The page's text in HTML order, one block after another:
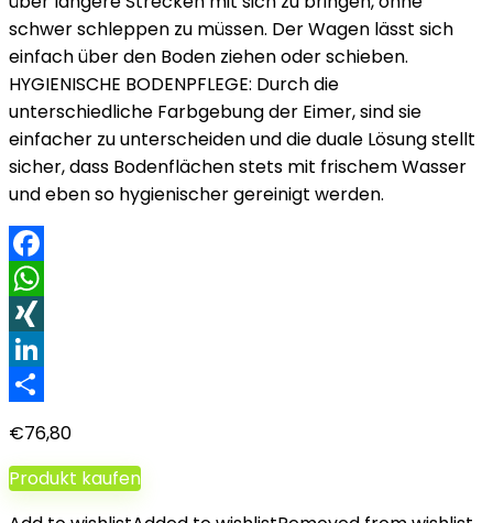
schwer schleppen zu müssen. Der Wagen lässt sich
einfach über den Boden ziehen oder schieben.
HYGIENISCHE BODENPFLEGE: Durch die
unterschiedliche Farbgebung der Eimer, sind sie
einfacher zu unterscheiden und die duale Lösung stellt
sicher, dass Bodenflächen stets mit frischem Wasser
und eben so hygienischer gereinigt werden.
Facebook
WhatsApp
XING
LinkedIn
€76,80
Produkt kaufen